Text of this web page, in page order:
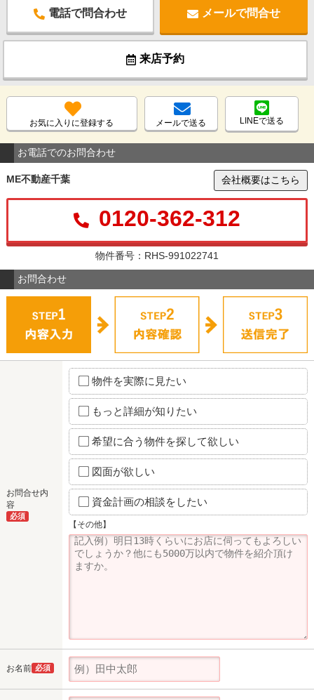
電話で問合わせ メールで問合せ
来店予約
お気に入りに登録する メールで送る LINEで送る
お電話でのお問合わせ
ME不動産千葉 会社概要はこちら
0120-362-312
物件番号：RHS-991022741
お問合わせ
お問合せ内
容
必須
物件を実際に見たい
もっと詳細が知りたい
希望に合う物件を探して欲しい
図面が欲しい
資金計画の相談をしたい
【その他】
お名前 必須